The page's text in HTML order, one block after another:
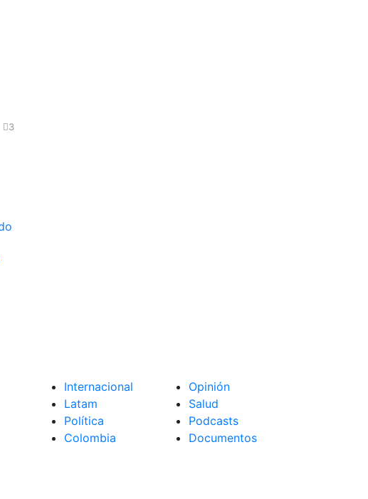
3
Internacional
Latam
Política
Colombia
Opinión
Salud
Podcasts
Documentos